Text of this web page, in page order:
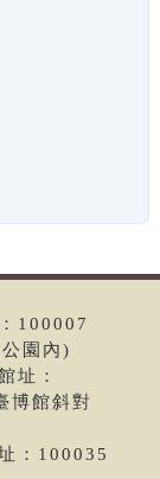
100007
園內)
址：
博館斜對
：100035